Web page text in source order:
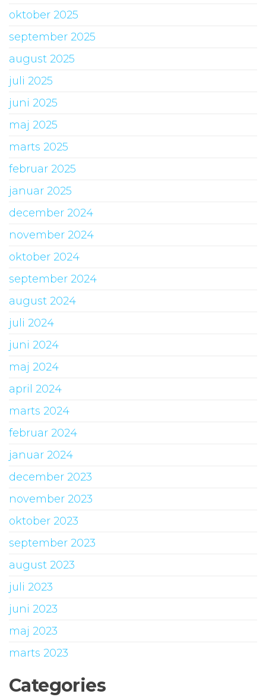
oktober 2025
september 2025
august 2025
juli 2025
juni 2025
maj 2025
marts 2025
februar 2025
januar 2025
december 2024
november 2024
oktober 2024
september 2024
august 2024
juli 2024
juni 2024
maj 2024
april 2024
marts 2024
februar 2024
januar 2024
december 2023
november 2023
oktober 2023
september 2023
august 2023
juli 2023
juni 2023
maj 2023
marts 2023
Categories